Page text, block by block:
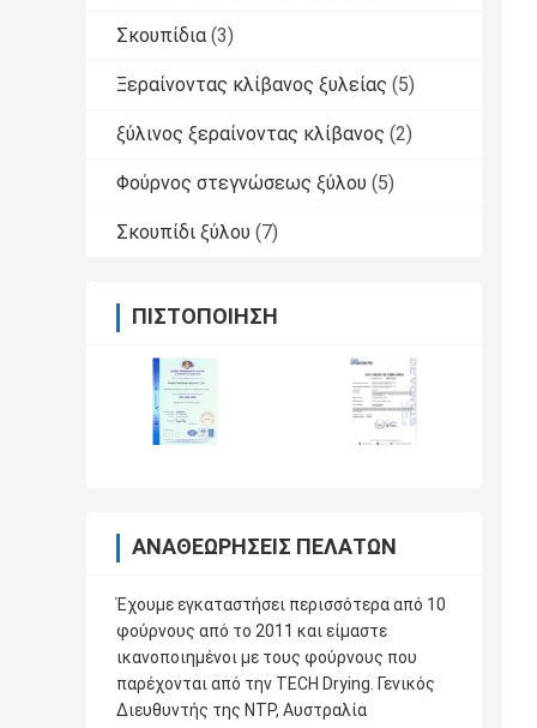
Σκουπίδια (3)
Ξεραίνοντας κλίβανος ξυλείας (5)
ξύλινος ξεραίνοντας κλίβανος (2)
Φούρνος στεγνώσεως ξύλου (5)
Σκουπίδι ξύλου (7)
ΠΙΣΤΟΠΟΊΗΣΗ
ΑΝΑΘΕΩΡΉΣΕΙΣ ΠΕΛΑΤΏΝ
Έχουμε εγκαταστήσει περισσότερα από 10
φούρνους από το 2011 και είμαστε
ικανοποιημένοι με τους φούρνους που
παρέχονται από την TECH Drying. Γενικός
Διευθυντής της NTP, Αυστραλία